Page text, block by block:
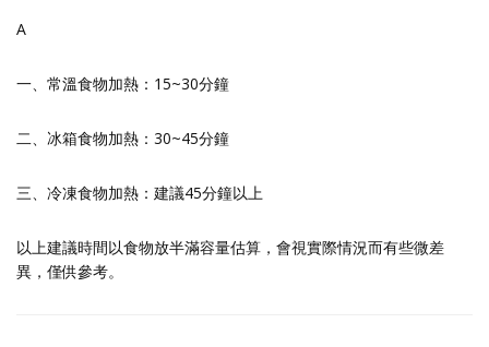
A
一、常溫食物加熱：15~30分鐘
二、冰箱食物加熱：30~45分鐘
三、冷凍食物加熱：建議45分鐘以上
以上建議時間以食物放半滿容量估算，會視實際情況而有些微差
異，僅供參考。